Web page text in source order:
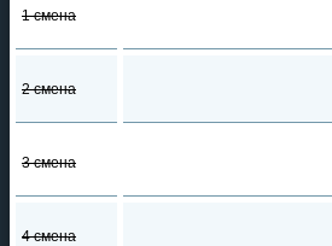
1 смена
2 смена
3 смена
4 смена